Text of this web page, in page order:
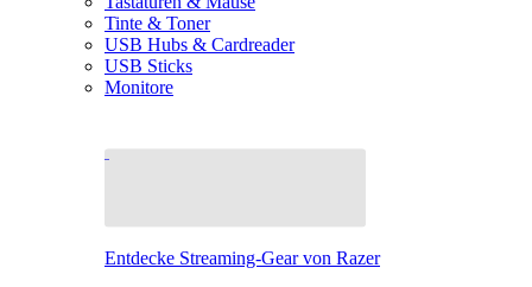
Tinte & Toner
USB Hubs & Cardreader
USB Sticks
Monitore
Entdecke Streaming-Gear von Razer